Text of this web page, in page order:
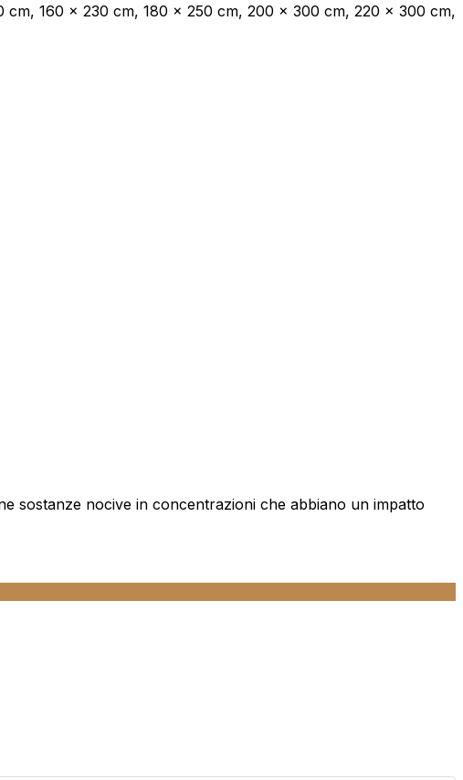
160 x 230 cm, 180 x 250 cm, 200 x 300 cm, 220 x 300 cm,
sostanze nocive in concentrazioni che abbiano un impatto